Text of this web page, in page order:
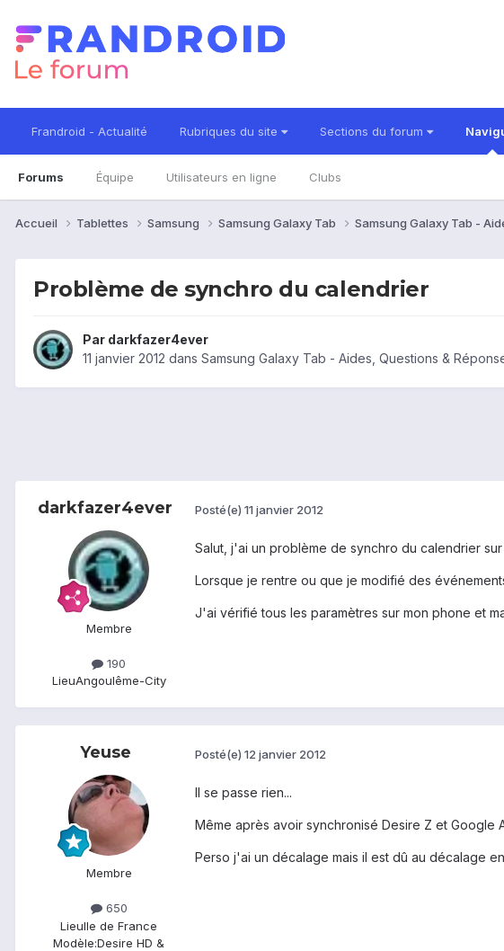
Frandroid - Actualité Rubriques du site Sections du forum
Forums Équipe Utilisateurs en ligne Clubs
Accueil Tablettes Samsung Samsung Galaxy Tab Samsung Galaxy Tab -
Problème de synchro du calendrier
Par darkfazer4ever
11 janvier 2012 dans Samsung Galaxy Tab - Aides, Questions &
darkfazer4ever
Membre
190
LieuAngoulême-City
Posté(e) 11 janvier 2012
Salut, j'ai un problème de synchro du calendrier sur
Lorsque je rentre ou que je modifié des
J'ai vérifié tous les paramètres sur mon phone et
Yeuse
Membre
650
LieuIle de France
Modèle:Desire HD &
Posté(e) 12 janvier 2012
Il se passe rien...
Même après avoir synchronisé Desire Z et Google
Perso j'ai un décalage mais il est dû au décalage